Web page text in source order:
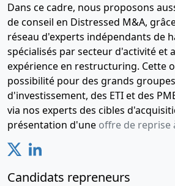
Dans ce cadre, nous proposons
de conseil en Distressed M&A,
réseau d'experts indépendants de
spécialisés par secteur d'activité et
expérience en restructuring. Cette
possibilité pour des grands
d'investissement, des ETI et des
via nos experts des cibles
présentation d'une offre de reprise
Candidats repreneurs